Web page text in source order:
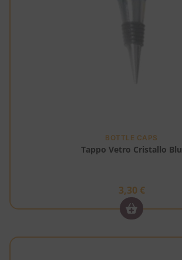
BOTTLE CAPS
Tappo Vetro Cristallo Blu
3,30 €